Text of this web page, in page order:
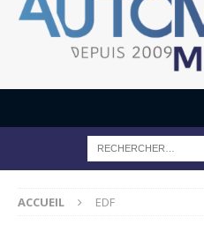
ACCUEIL EDF